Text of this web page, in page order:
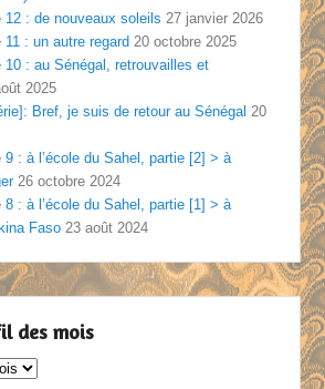
12 : de nouveaux soleils 27 janvier 2026
: un autre regard 20 octobre 2025
10 : au Sénégal, retrouvailles et
2025
Bref, je suis de retour au Sénégal 20
9 : à l’école du Sahel, partie [2] > à
26 octobre 2024
8 : à l’école du Sahel, partie [1] > à
Faso 23 août 2024
des mois